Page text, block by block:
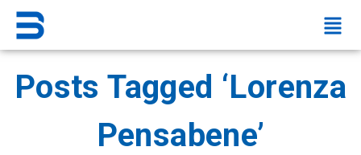
Posts Tagged ‘Lorenza
Pensabene’